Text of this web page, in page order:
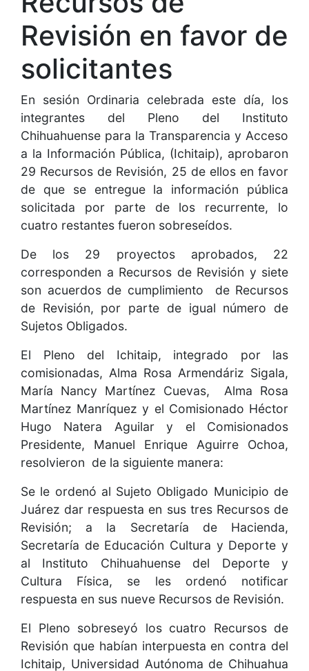
Revisión en favor de
solicitantes
En sesión Ordinaria celebrada este día, los
integrantes del Pleno del Instituto
Chihuahuense para la Transparencia y Acceso
a la Información Pública, (Ichitaip), aprobaron
29 Recursos de Revisión, 25 de ellos en favor
de que se entregue la información pública
solicitada por parte de los recurrente, lo
cuatro restantes fueron sobreseídos.
De los 29 proyectos aprobados, 22
corresponden a Recursos de Revisión y siete
son acuerdos de cumplimiento de Recursos
de Revisión, por parte de igual número de
Sujetos Obligados.
El Pleno del Ichitaip, integrado por las
comisionadas, Alma Rosa Armendáriz Sigala,
María Nancy Martínez Cuevas, Alma Rosa
Martínez Manríquez y el Comisionado Héctor
Hugo Natera Aguilar y el Comisionados
Presidente, Manuel Enrique Aguirre Ochoa,
resolvieron de la siguiente manera:
Se le ordenó al Sujeto Obligado Municipio de
Juárez dar respuesta en sus tres Recursos de
Revisión; a la Secretaría de Hacienda,
Secretaría de Educación Cultura y Deporte y
al Instituto Chihuahuense del Deporte y
Cultura Física, se les ordenó notificar
respuesta en sus nueve Recursos de Revisión.
El Pleno sobreseyó los cuatro Recursos de
Revisión que habían interpuesta en contra del
Ichitaip, Universidad Autónoma de Chihuahua